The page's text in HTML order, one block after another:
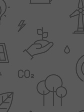
Tabel inch-mm
Bronzen fittingen
Collectorkoppelingen